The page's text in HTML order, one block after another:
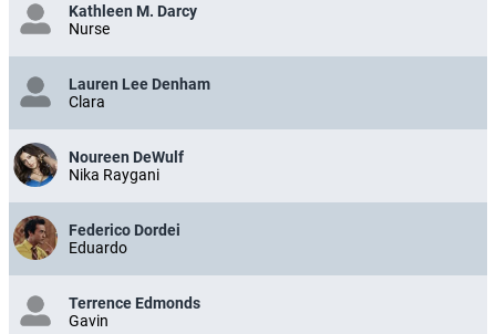
Kathleen M. Darcy
Nurse
Lauren Lee Denham
Clara
Noureen DeWulf
Nika Raygani
Federico Dordei
Eduardo
Terrence Edmonds
Gavin